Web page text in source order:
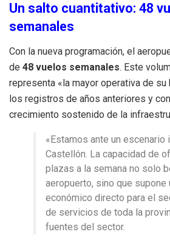
Un salto cuantitativo: 48
semanales
Con la nueva programación, el
de 48 vuelos semanales. Este
representa «la mayor operativa de su
los registros de años anteriores y
crecimiento sostenido de la
«Estamos ante un escenario
Castellón. La capacidad de
plazas a la semana no solo
aeropuerto, sino que supone
económico directo para el
de servicios de toda la
fuentes del sector.